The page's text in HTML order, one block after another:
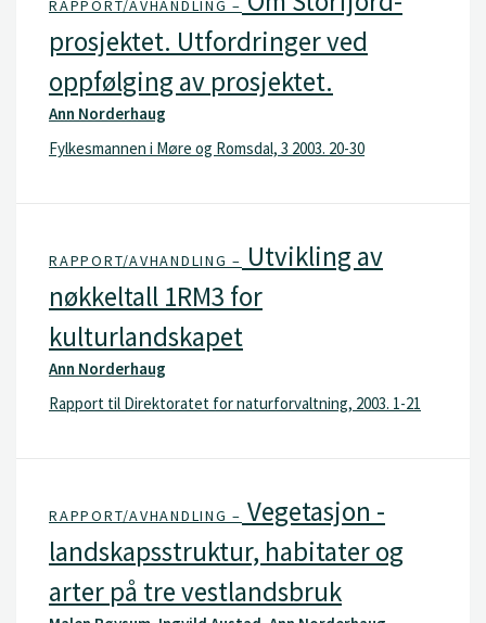
RAPPORT/AVHANDLING –
prosjektet. Utfordringer ved
oppfølging av prosjektet.
Ann Norderhaug
Fylkesmannen i Møre og Romsdal, 3 2003. 20-30
RAPPORT/AVHANDLING – Utvikling av
nøkkeltall 1RM3 for
kulturlandskapet
Ann Norderhaug
Rapport til Direktoratet for naturforvaltning, 2003. 1-21
RAPPORT/AVHANDLING – Vegetasjon -
landskapsstruktur, habitater og
arter på tre vestlandsbruk